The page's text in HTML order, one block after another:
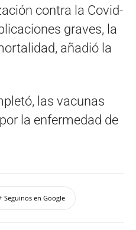
contra la Covid-
graves, la
añadió la
las vacunas
la enfermedad de
Seguinos en Google